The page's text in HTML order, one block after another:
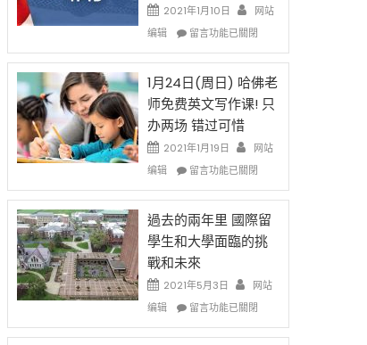
開
始
對
OPT
開
刀〉
中
說
話
請
H-
1B
簽
證
高
薪
者
先
得〉
中
2021年1月10日
网站
编辑
在
任
在
即
移
民
政
策
改
H-
1B
樂
透
(lottery)
取
消〉
中
留言功能已關閉
1月24日(周日) 哈佛老
师免费英文写作课! 只
办两场 错过可惜
2021年1月19日
网站
编辑
在
月
24
日
(周
日)
哈
佛
师
留言功能已關閉
過去的兩年里 國際留
學生和大學面臨的挑
戰和未來
2021年5月3日
网站
编辑
在
去
留言功能已關閉